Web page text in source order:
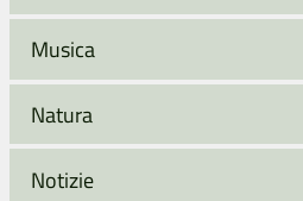
Musica
Natura
Notizie